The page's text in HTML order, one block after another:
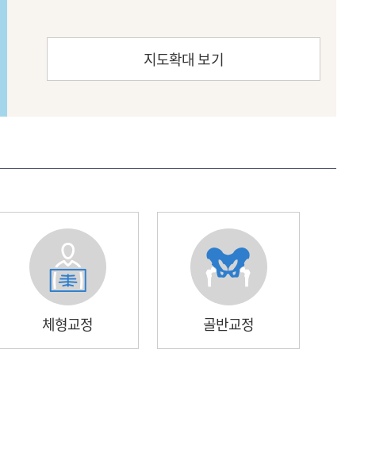
지도확대 보기
체형교정 골반교정